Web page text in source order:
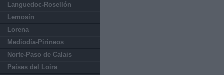
Languedoc-Rosellón
Lemosín
Lorena
Mediodía-Pirineos
Norte-Paso de Calais
Países del Loira